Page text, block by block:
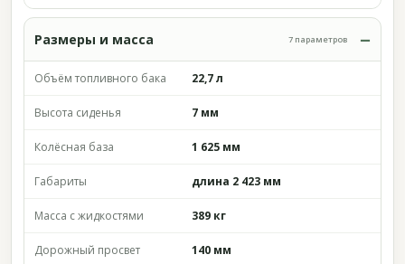
Размеры и масса 7 параметров
Объём топливного бака 22,7 л
Высота сиденья 7 мм
Колёсная база 1 625 мм
Габариты длина 2 423 мм
Масса с жидкостями 389 кг
Дорожный просвет 140 мм